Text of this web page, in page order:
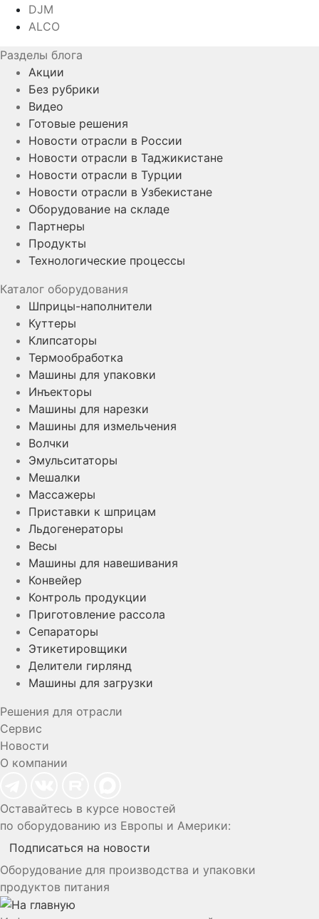
DJM
ALCO
Разделы блога
Акции
Без рубрики
Видео
Готовые решения
Новости отрасли в России
Новости отрасли в Таджикистане
Новости отрасли в Турции
Новости отрасли в Узбекистане
Оборудование на складе
Партнеры
Продукты
Технологические процессы
Каталог оборудования
Шприцы-наполнители
Куттеры
Клипсаторы
Термообработка
Машины для упаковки
Инъекторы
Машины для нарезки
Машины для измельчения
Волчки
Эмульситаторы
Мешалки
Массажеры
Приставки к шприцам
Льдогенераторы
Весы
Машины для навешивания
Конвейер
Контроль продукции
Приготовление рассола
Сепараторы
Этикетировщики
Делители гирлянд
Машины для загрузки
Решения для отрасли
Сервис
Новости
О компании
Оставайтесь в курсе новостей
по оборудованию из Европы и Америки:
Подписаться на новости
Оборудование для производства и упаковки
продуктов питания